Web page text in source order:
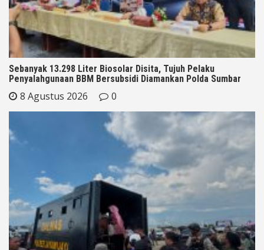
Sebanyak 13.298 Liter Biosolar Disita, Tujuh Pelaku
Penyalahgunaan BBM Bersubsidi Diamankan Polda Sumbar
8 Agustus 2026 0